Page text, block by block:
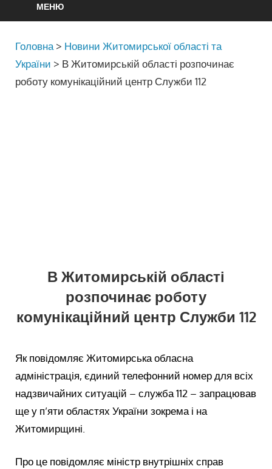
МЕНЮ
Головна > Новини Житомирської області та
України > В Житомирській області розпочинає
роботу комунікаційний центр Служби 112
В Житомирській області
розпочинає роботу
комунікаційний центр Служби 112
Як повідомляє Житомирська обласна
адміністрація, єдиний телефонний номер для всіх
надзвичайних ситуацій – служба 112 – запрацював
ще у п’яти областях України зокрема і на
Житомирщині.
Про це повідомляє міністр внутрішніх справ